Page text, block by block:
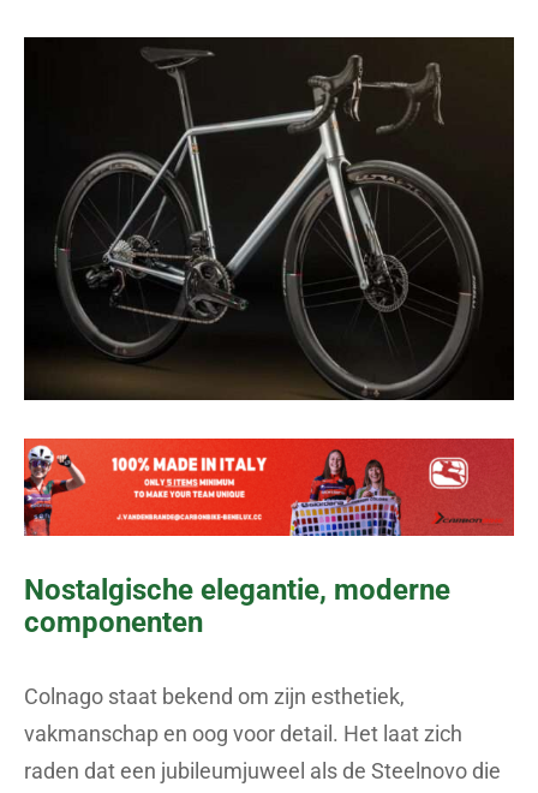
Nostalgische elegantie, moderne
componenten
Colnago staat bekend om zijn esthetiek,
vakmanschap en oog voor detail. Het laat zich
raden dat een jubileumjuweel als de Steelnovo die